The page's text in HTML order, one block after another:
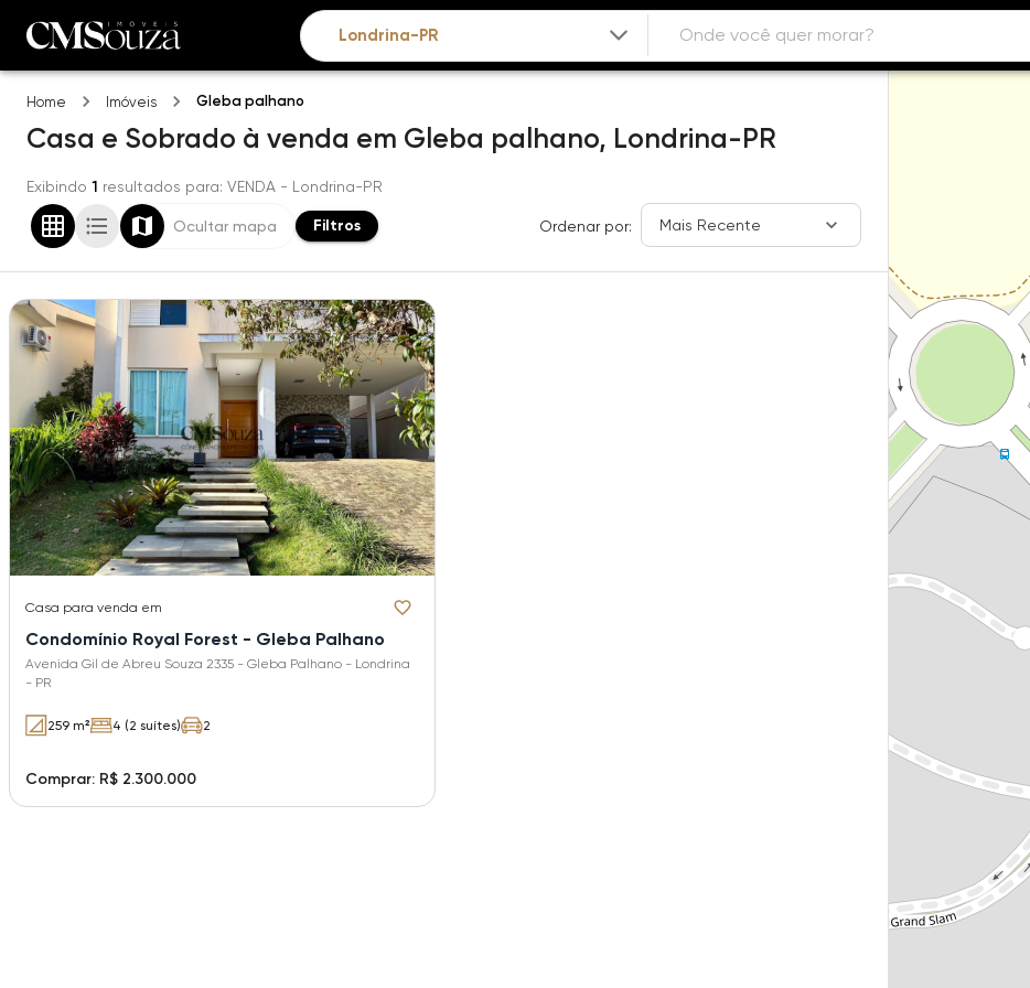
Home Imóveis Gleba palhano
Casa e Sobrado à venda em Gleba palhano, Londrina-PR
Exibindo 1 resultados para: VENDA - Londrina-PR
Ocultar mapa Filtros Ordenar por: Mais Recente
Casa para venda em
Condomínio Royal Forest - Gleba Palhano
Avenida Gil de Abreu Souza 2335 - Gleba Palhano - Londrina
- PR
259 m² 4 (2 suítes) 2
Comprar: R$ 2.300.000